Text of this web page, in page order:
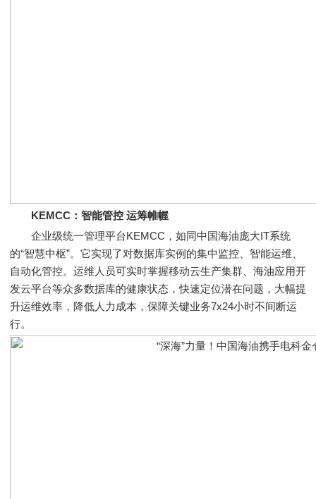
KEMCC：智能管控 运筹帷幄
企业级统一管理平台KEMCC，如同中国海油庞大IT系统
的“智慧中枢”。它实现了对数据库实例的集中监控、智能运维、
自动化管控。运维人员可实时掌握移动云生产集群、海油应用开
发云平台等众多数据库的健康状态，快速定位潜在问题，大幅提
升运维效率，降低人力成本，保障关键业务7x24小时不间断运
行。